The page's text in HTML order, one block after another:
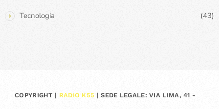
Tecnologia (43)
COPYRIGHT | RADIO K55 | SEDE LEGALE: VIA LIMA, 41 -